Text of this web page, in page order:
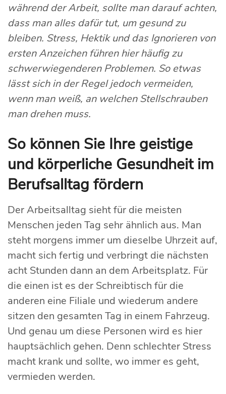
während der Arbeit, sollte man darauf achten,
dass man alles dafür tut, um gesund zu
bleiben. Stress, Hektik und das Ignorieren von
ersten Anzeichen führen hier häufig zu
schwerwiegenderen Problemen. So etwas
lässt sich in der Regel jedoch vermeiden,
wenn man weiß, an welchen Stellschrauben
man drehen muss.
So können Sie Ihre geistige
und körperliche Gesundheit im
Berufsalltag fördern
Der Arbeitsalltag sieht für die meisten
Menschen jeden Tag sehr ähnlich aus. Man
steht morgens immer um dieselbe Uhrzeit auf,
macht sich fertig und verbringt die nächsten
acht Stunden dann an dem Arbeitsplatz. Für
die einen ist es der Schreibtisch für die
anderen eine Filiale und wiederum andere
sitzen den gesamten Tag in einem Fahrzeug.
Und genau um diese Personen wird es hier
hauptsächlich gehen. Denn schlechter Stress
macht krank und sollte, wo immer es geht,
vermieden werden.